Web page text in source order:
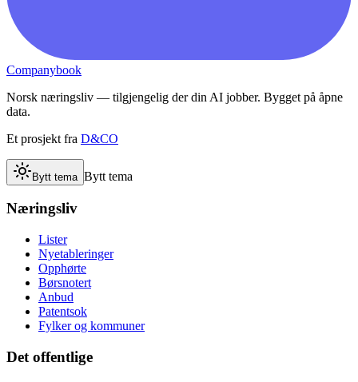
Companybook
Norsk næringsliv — tilgjengelig der din AI jobber. Bygget på åpne
data.
Et prosjekt fra D&CO
Bytt tema Bytt tema
Næringsliv
Lister
Nyetableringer
Opphørte
Børsnotert
Anbud
Patentsok
Fylker og kommuner
Det offentlige